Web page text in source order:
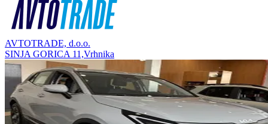
AVTOTRADE, d.o.o.
SINJA GORICA 11,Vrhnika